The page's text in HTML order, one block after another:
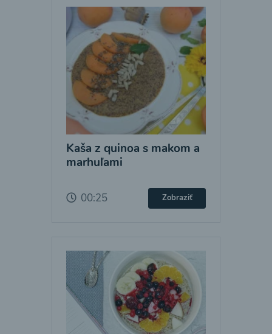
Kaša z quinoa s makom a
marhuľami
00:25 Zobraziť